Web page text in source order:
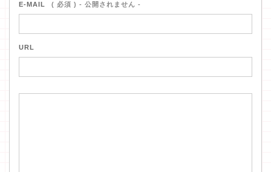
E-MAIL ( 必須 ) - 公開されません -
URL